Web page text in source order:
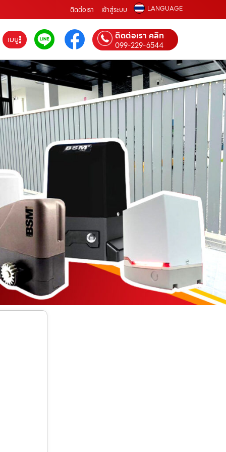
ติดต่อเรา เข้าสู่ระบบ LANGUAGE
เมนู ติดต่อเรา คลิก
099-229-6544